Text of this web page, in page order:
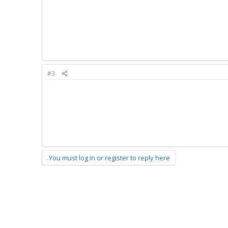
#3
You must log in or register to reply here.